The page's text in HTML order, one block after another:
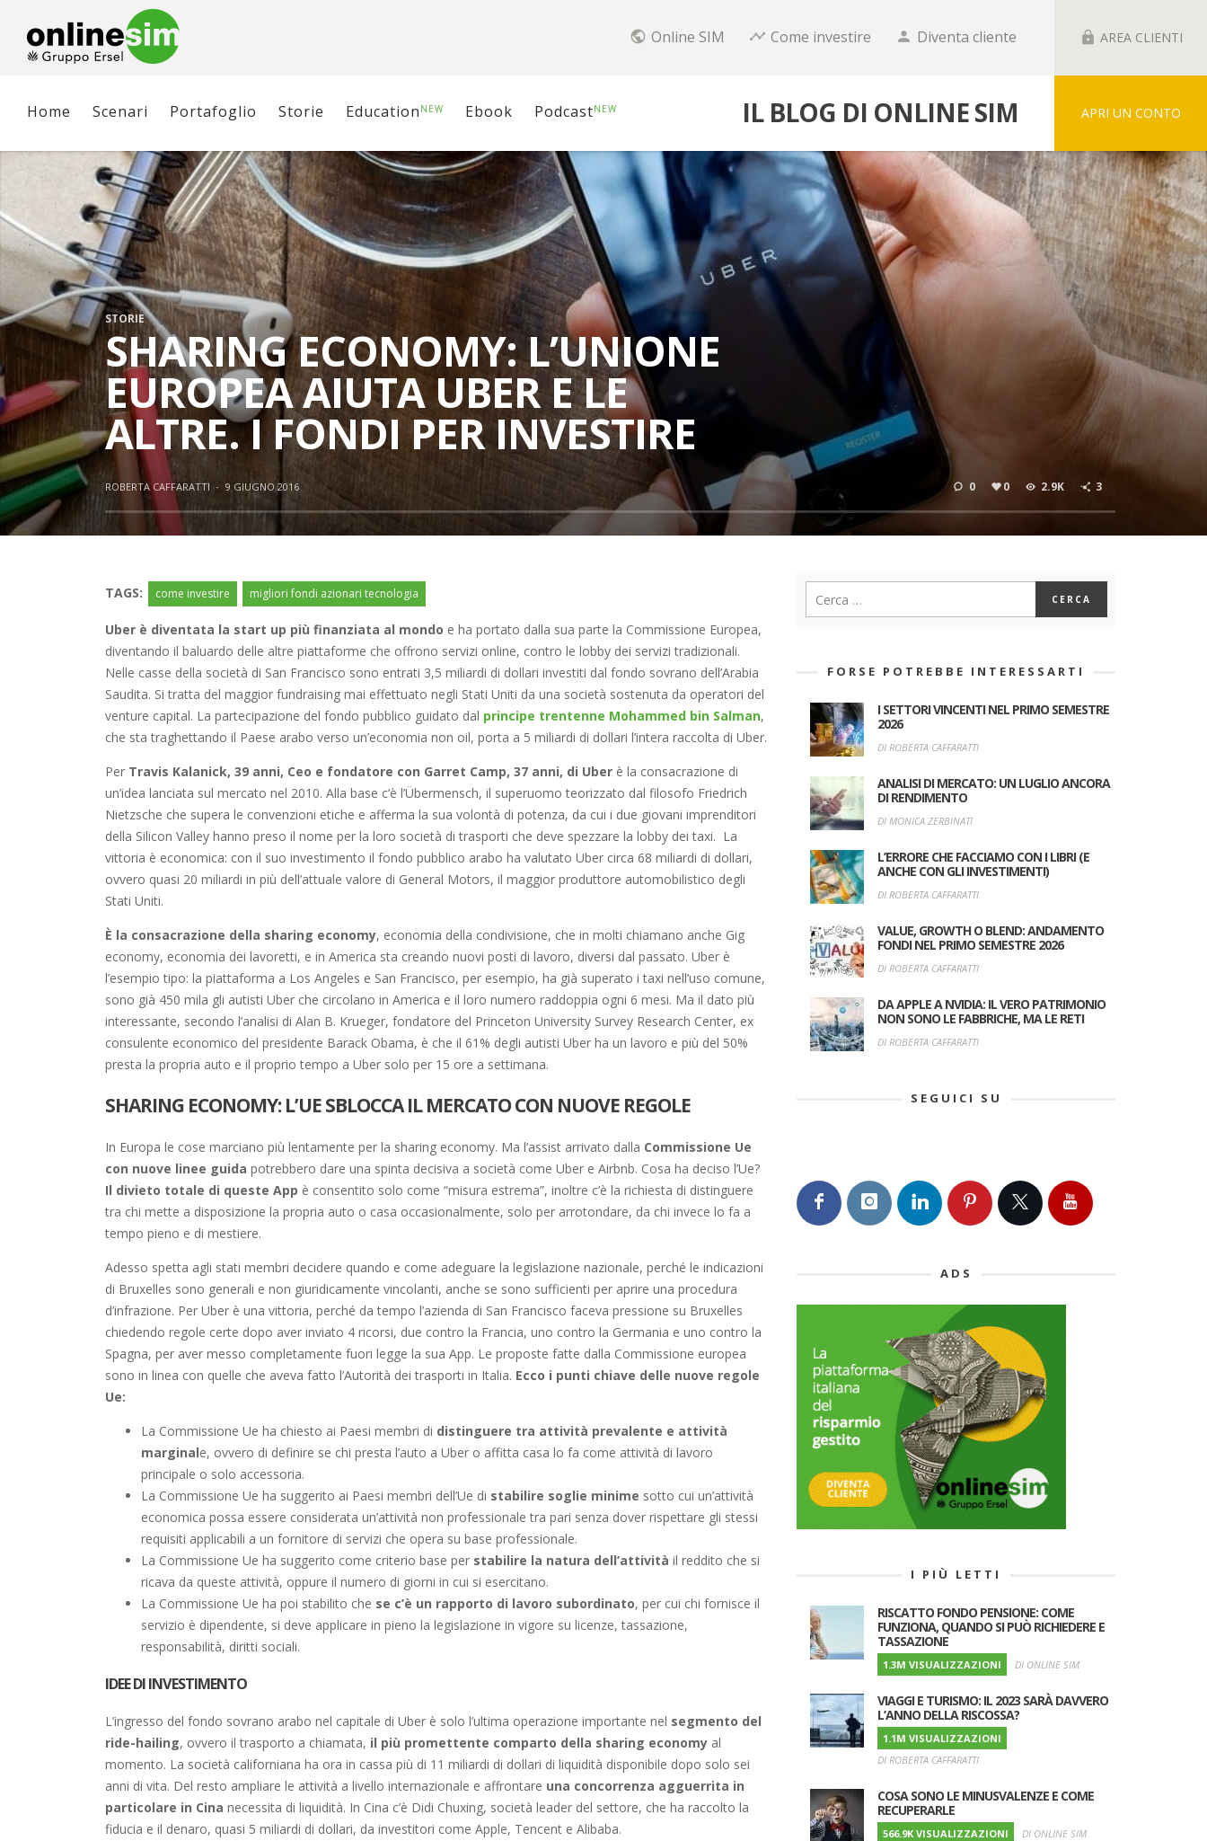
public Online SIM timeline Come investire person Diventa cliente lock AREA CLIENTI
Home Scenari Portafoglio Storie Education NEW Ebook PodcastNEW IL BLOG DI ONLINE SIM APRI UN CONTO
STORIE
SHARING ECONOMY: L’UNIONE
EUROPEA AIUTA UBER E LE
ALTRE. I FONDI PER INVESTIRE
ROBERTA CAFFARATTI · 9 GIUGNO 2016 0 0 2.9K 3
TAGS: come investire migliori fondi azionari tecnologia
Uber è diventata la start up più finanziata al mondo e ha portato dalla sua parte la Commissione Europea,
diventando il baluardo delle altre piattaforme che offrono servizi online, contro le lobby dei servizi tradizionali.
Nelle casse della società di San Francisco sono entrati 3,5 miliardi di dollari investiti dal fondo sovrano dell’Arabia
Saudita. Si tratta del maggior fundraising mai effettuato negli Stati Uniti da una società sostenuta da operatori del
venture capital. La partecipazione del fondo pubblico guidato dal principe trentenne Mohammed bin Salman,
che sta traghettando il Paese arabo verso un’economia non oil, porta a 5 miliardi di dollari l’intera raccolta di Uber.
Per Travis Kalanick, 39 anni, Ceo e fondatore con Garret Camp, 37 anni, di Uber è la consacrazione di
un’idea lanciata sul mercato nel 2010. Alla base c’è l’Übermensch, il superuomo teorizzato dal filosofo Friedrich
Nietzsche che supera le convenzioni etiche e afferma la sua volontà di potenza, da cui i due giovani imprenditori
della Silicon Valley hanno preso il nome per la loro società di trasporti che deve spezzare la lobby dei taxi. La
vittoria è economica: con il suo investimento il fondo pubblico arabo ha valutato Uber circa 68 miliardi di dollari,
ovvero quasi 20 miliardi in più dell’attuale valore di General Motors, il maggior produttore automobilistico degli
Stati Uniti.
È la consacrazione della sharing economy, economia della condivisione, che in molti chiamano anche Gig
economy, economia dei lavoretti, e in America sta creando nuovi posti di lavoro, diversi dal passato. Uber è
l’esempio tipo: la piattaforma a Los Angeles e San Francisco, per esempio, ha già superato i taxi nell’uso comune,
sono già 450 mila gli autisti Uber che circolano in America e il loro numero raddoppia ogni 6 mesi. Ma il dato più
interessante, secondo l’analisi di Alan B. Krueger, fondatore del Princeton University Survey Research Center, ex
consulente economico del presidente Barack Obama, è che il 61% degli autisti Uber ha un lavoro e più del 50%
presta la propria auto e il proprio tempo a Uber solo per 15 ore a settimana.
SHARING ECONOMY: L’UE SBLOCCA IL MERCATO CON NUOVE REGOLE
In Europa le cose marciano più lentamente per la sharing economy. Ma l’assist arrivato dalla Commissione Ue
con nuove linee guida potrebbero dare una spinta decisiva a società come Uber e Airbnb. Cosa ha deciso l’Ue?
Il divieto totale di queste App è consentito solo come “misura estrema”, inoltre c’è la richiesta di distinguere
tra chi mette a disposizione la propria auto o casa occasionalmente, solo per arrotondare, da chi invece lo fa a
tempo pieno e di mestiere.
Adesso spetta agli stati membri decidere quando e come adeguare la legislazione nazionale, perché le indicazioni
di Bruxelles sono generali e non giuridicamente vincolanti, anche se sono sufficienti per aprire una procedura
d’infrazione. Per Uber è una vittoria, perché da tempo l’azienda di San Francisco faceva pressione su Bruxelles
chiedendo regole certe dopo aver inviato 4 ricorsi, due contro la Francia, uno contro la Germania e uno contro la
Spagna, per aver messo completamente fuori legge la sua App. Le proposte fatte dalla Commissione europea
sono in linea con quelle che aveva fatto l’Autorità dei trasporti in Italia. Ecco i punti chiave delle nuove regole
Ue:
La Commissione Ue ha chiesto ai Paesi membri di distinguere tra attività prevalente e attività
marginale, ovvero di definire se chi presta l’auto a Uber o affitta casa lo fa come attività di lavoro
principale o solo accessoria.
La Commissione Ue ha suggerito ai Paesi membri dell’Ue di stabilire soglie minime sotto cui un’attività
economica possa essere considerata un’attività non professionale tra pari senza dover rispettare gli stessi
requisiti applicabili a un fornitore di servizi che opera su base professionale.
La Commissione Ue ha suggerito come criterio base per stabilire la natura dell’attività il reddito che si
ricava da queste attività, oppure il numero di giorni in cui si esercitano.
La Commissione Ue ha poi stabilito che se c’è un rapporto di lavoro subordinato, per cui chi fornisce il
servizio è dipendente, si deve applicare in pieno la legislazione in vigore su licenze, tassazione,
responsabilità, diritti sociali.
IDEE DI INVESTIMENTO
L’ingresso del fondo sovrano arabo nel capitale di Uber è solo l’ultima operazione importante nel segmento del
ride-hailing, ovvero il trasporto a chiamata, il più promettente comparto della sharing economy al
momento. La società californiana ha ora in cassa più di 11 miliardi di dollari di liquidità disponibile dopo solo sei
anni di vita. Del resto ampliare le attività a livello internazionale e affrontare una concorrenza agguerrita in
particolare in Cina necessita di liquidità. In Cina c’è Didi Chuxing, società leader del settore, che ha raccolto la
fiducia e il denaro, quasi 5 miliardi di dollari, da investitori come Apple, Tencent e Alibaba.
FORSE POTREBBE INTERESSARTI
I SETTORI VINCENTI NEL PRIMO SEMESTRE
2026
DI ROBERTA CAFFARATTI
ANALISI DI MERCATO: UN LUGLIO ANCORA
DI RENDIMENTO
DI MONICA ZERBINATI
L’ERRORE CHE FACCIAMO CON I LIBRI (E
ANCHE CON GLI INVESTIMENTI)
DI ROBERTA CAFFARATTI
VALUE, GROWTH O BLEND: ANDAMENTO
FONDI NEL PRIMO SEMESTRE 2026
DI ROBERTA CAFFARATTI
DA APPLE A NVIDIA: IL VERO PATRIMONIO
NON SONO LE FABBRICHE, MA LE RETI
DI ROBERTA CAFFARATTI
SEGUICI SU
ADS
I PIÙ LETTI
RISCATTO FONDO PENSIONE: COME
FUNZIONA, QUANDO SI PUÒ RICHIEDERE E
TASSAZIONE
1.3M VISUALIZZAZIONI DI ONLINE SIM
VIAGGI E TURISMO: IL 2023 SARÀ DAVVERO
L’ANNO DELLA RISCOSSA?
1.1M VISUALIZZAZIONI
DI ROBERTA CAFFARATTI
COSA SONO LE MINUSVALENZE E COME
RECUPERARLE
566.9K VISUALIZZAZIONI DI ONLINE SIM